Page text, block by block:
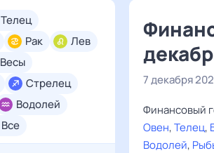
Все
Телец
Рак
Лев
Весы
Стрелец
Водолей
7 декабря
Финансовый
Овен,Телец,
Водолей,